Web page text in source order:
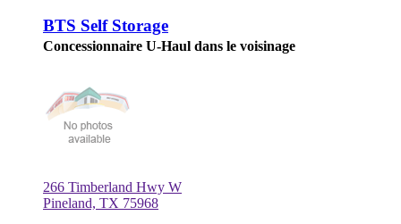
BTS Self Storage
Concessionnaire U-Haul dans le voisinage
266 Timberland Hwy W
Pineland, TX 75968